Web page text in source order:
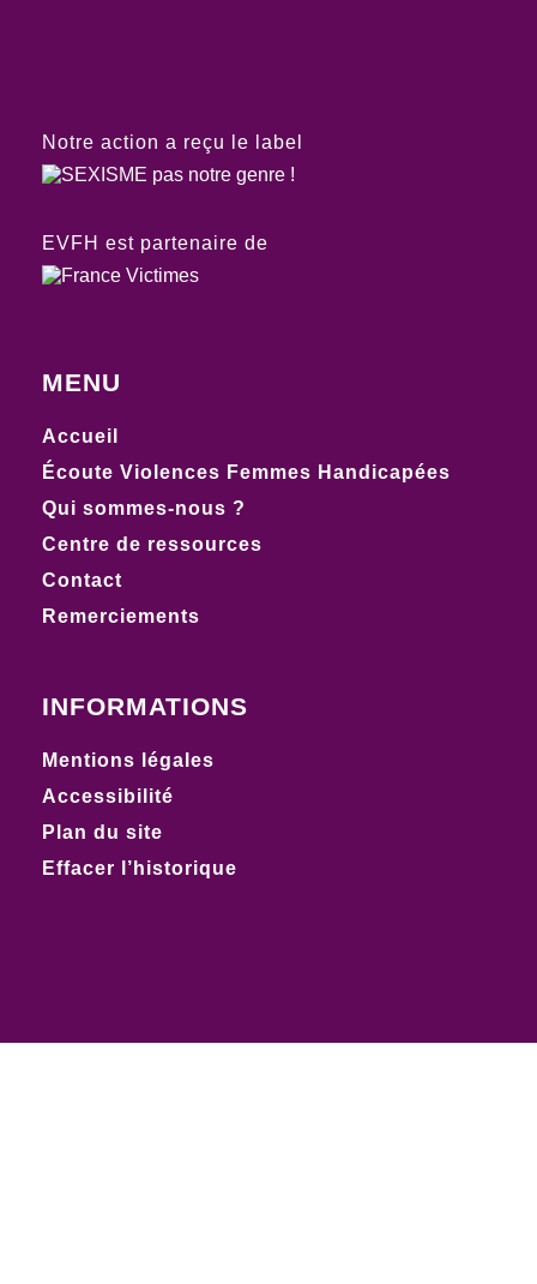
Notre action a reçu le label
EVFH est partenaire de
MENU
Accueil
Écoute Violences Femmes Handicapées
Qui sommes-nous ?
Centre de ressources
Contact
Remerciements
INFORMATIONS
Mentions légales
Accessibilité
Plan du site
Effacer l’historique